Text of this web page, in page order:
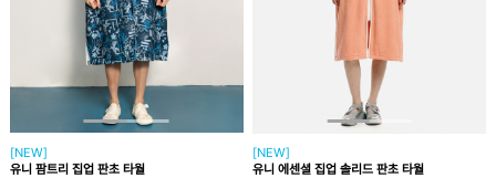
[NEW]
유니 팜트리 집업 판초 타월
[NEW]
유니 에센셜 집업 솔리드 판초 타월